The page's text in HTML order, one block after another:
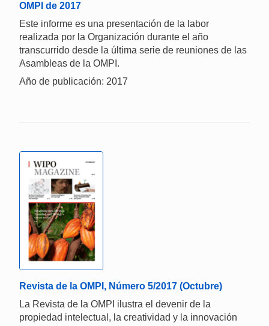
OMPI de 2017
Este informe es una presentación de la labor
realizada por la Organización durante el año
transcurrido desde la última serie de reuniones de las
Asambleas de la OMPI.
Año de publicación: 2017
Revista de la OMPI, Número 5/2017 (Octubre)
La Revista de la OMPI ilustra el devenir de la
propiedad intelectual, la creatividad y la innovación